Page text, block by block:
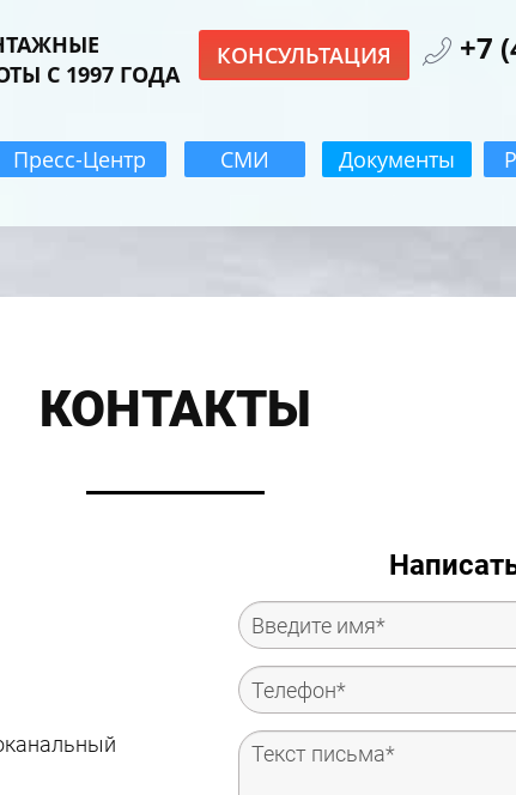
С 1997 ГОДА
КОНСУЛЬТАЦИЯ +7
Пресс-Центр СМИ Документы
КОНТАКТЫ